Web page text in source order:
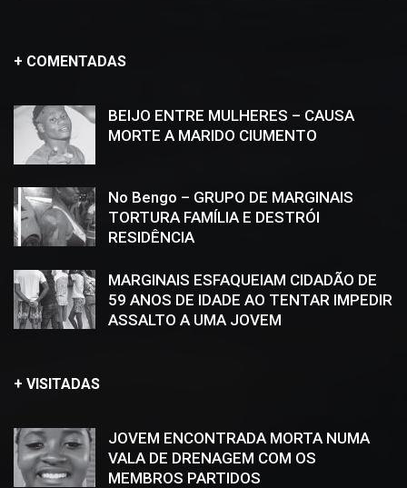
+ COMENTADAS
BEIJO ENTRE MULHERES – CAUSA
MORTE A MARIDO CIUMENTO
No Bengo – GRUPO DE MARGINAIS
TORTURA FAMÍLIA E DESTRÓI
RESIDÊNCIA
MARGINAIS ESFAQUEIAM CIDADÃO DE
59 ANOS DE IDADE AO TENTAR IMPEDIR
ASSALTO A UMA JOVEM
+ VISITADAS
JOVEM ENCONTRADA MORTA NUMA
VALA DE DRENAGEM COM OS
MEMBROS PARTIDOS